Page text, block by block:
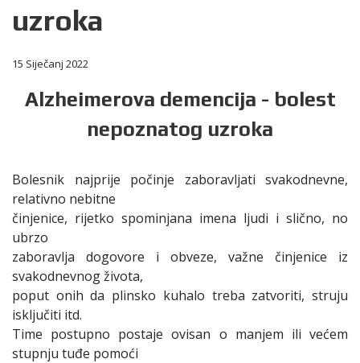
uzroka
15 Siječanj 2022
Alzheimerova demencija - bolest
nepoznatog uzroka
Bolesnik najprije počinje zaboravljati svakodnevne,
relativno nebitne
činjenice, rijetko spominjana imena ljudi i slično, no
ubrzo
zaboravlja dogovore i obveze, važne činjenice iz
svakodnevnog života,
poput onih da plinsko kuhalo treba zatvoriti, struju
isključiti itd.
Time postupno postaje ovisan o manjem ili većem
stupnju tuđe pomoći